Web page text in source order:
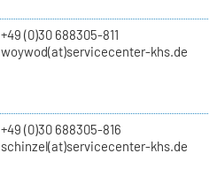
+49 (0)30 688305-811
woywod(at)servicecenter-khs.de
+49 (0)30 688305-816
schinzel(at)servicecenter-khs.de